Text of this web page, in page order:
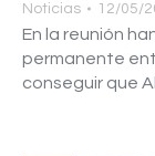
Noticias 12/05/
En la reunión
permanente
conseguir que